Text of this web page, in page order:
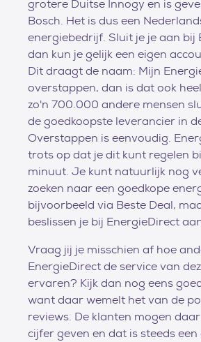
grotere Duitse Innogy en is
Bosch. Het is dus een
energiebedrijf. Sluit je je aan bij
dan kun je gelijk een eigen
Dit draagt de naam: Mijn
overstappen, dan is dat ook
zo'n 700.000 andere mensen
de goedkoopste leverancier in
Overstappen is eenvoudig.
trots op dat je dit kunt regelen
minuut. Je kunt natuurlijk nog
zoeken naar een goedkope
bijvoorbeeld via Beste Deal,
beslissen je bij EnergieDirect
Vraag jij je misschien af hoe
EnergieDirect de service van
ervaren? Kijk dan nog eens
want daar wemelt het van de
reviews. De klanten mogen
cijfer geven en dat is steeds een